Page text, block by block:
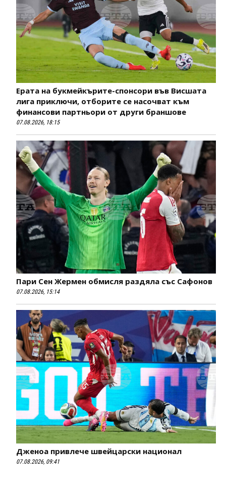
Ерата на букмейкърите-спонсори във Висшата
лига приключи, отборите се насочват към
финансови партньори от други браншове
07.08.2026, 18:15
Пари Сен Жермен обмисля раздяла със Сафонов
07.08.2026, 15:14
Дженоа привлече швейцарски национал
07.08.2026, 09:41